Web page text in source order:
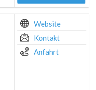
Website
Kontakt
Anfahrt